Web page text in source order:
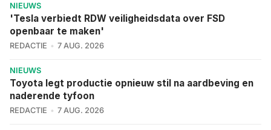
NIEUWS
'Tesla verbiedt RDW veiligheidsdata over FSD
openbaar te maken'
REDACTIE 7 AUG. 2026
NIEUWS
Toyota legt productie opnieuw stil na aardbeving en
naderende tyfoon
REDACTIE 7 AUG. 2026